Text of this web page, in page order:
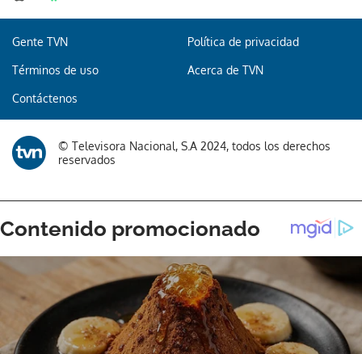
ACEPTAR
Gente TVN Política de privacidad
Términos de uso Acerca de TVN
Contáctenos
© Televisora Nacional, S.A 2024, todos los derechos
reservados